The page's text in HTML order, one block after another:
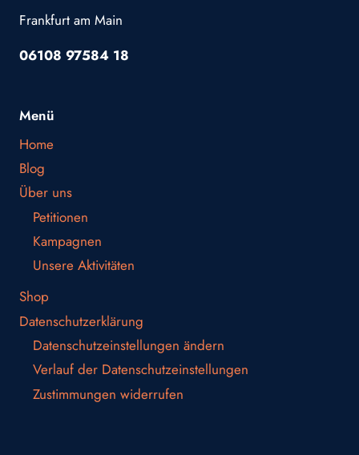
Frankfurt am Main
06108 97584 18
Menü
Home
Blog
Über uns
Petitionen
Kampagnen
Unsere Aktivitäten
Shop
Datenschutzerklärung
Datenschutzeinstellungen ändern
Verlauf der Datenschutzeinstellungen
Zustimmungen widerrufen